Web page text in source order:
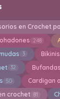
en Crochet
248
3
32
50 Cardigan
crochet 81